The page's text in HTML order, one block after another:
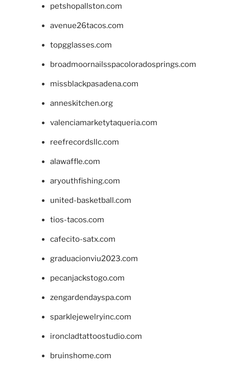
petshopallston.com
avenue26tacos.com
topgglasses.com
broadmoornailsspacoloradosprings.com
missblackpasadena.com
anneskitchen.org
valenciamarketytaqueria.com
reefrecordsllc.com
alawaffle.com
aryouthfishing.com
united-basketball.com
tios-tacos.com
cafecito-satx.com
graduacionviu2023.com
pecanjackstogo.com
zengardendayspa.com
sparklejewelryinc.com
ironcladtattoostudio.com
bruinshome.com